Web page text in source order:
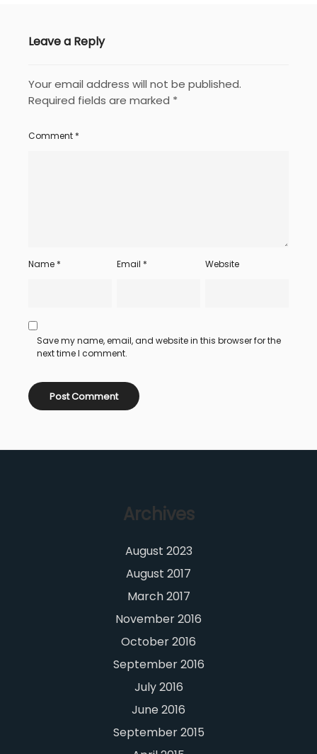
Leave a Reply
Your email address will not be published.
Required fields are marked *
Comment *
Name * Email * Website
Save my name, email, and website in this browser for the
next time I comment.
Archives
August 2023
August 2017
March 2017
November 2016
October 2016
September 2016
July 2016
June 2016
September 2015